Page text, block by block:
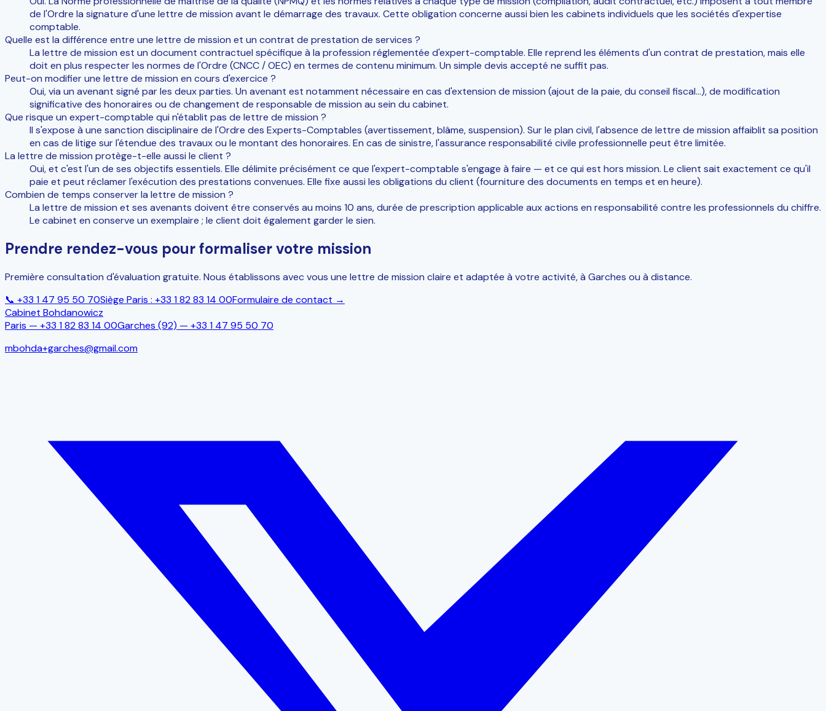
de l'Ordre la signature d'une lettre de mission avant le démarrage des travaux. Cette obligation concerne aussi bien les cabinets individuels que les sociétés d'expertise
comptable.
Quelle est la différence entre une lettre de mission et un contrat de prestation de services ?
La lettre de mission est un document contractuel spécifique à la profession réglementée d'expert-comptable. Elle reprend les éléments d'un contrat de prestation, mais elle
doit en plus respecter les normes de l'Ordre (CNCC / OEC) en termes de contenu minimum. Un simple devis accepté ne suffit pas.
Peut-on modifier une lettre de mission en cours d'exercice ?
Oui, via un avenant signé par les deux parties. Un avenant est notamment nécessaire en cas d'extension de mission (ajout de la paie, du conseil fiscal…), de modification
significative des honoraires ou de changement de responsable de mission au sein du cabinet.
Que risque un expert-comptable qui n'établit pas de lettre de mission ?
Il s'expose à une sanction disciplinaire de l'Ordre des Experts-Comptables (avertissement, blâme, suspension). Sur le plan civil, l'absence de lettre de mission affaiblit sa position
en cas de litige sur l'étendue des travaux ou le montant des honoraires. En cas de sinistre, l'assurance responsabilité civile professionnelle peut être limitée.
La lettre de mission protège-t-elle aussi le client ?
Oui, et c'est l'un de ses objectifs essentiels. Elle délimite précisément ce que l'expert-comptable s'engage à faire — et ce qui est hors mission. Le client sait exactement ce qu'il
paie et peut réclamer l'exécution des prestations convenues. Elle fixe aussi les obligations du client (fourniture des documents en temps et en heure).
Combien de temps conserver la lettre de mission ?
La lettre de mission et ses avenants doivent être conservés au moins 10 ans, durée de prescription applicable aux actions en responsabilité contre les professionnels du chiffre.
Le cabinet en conserve un exemplaire ; le client doit également garder le sien.
Prendre rendez-vous pour formaliser votre mission
Première consultation d'évaluation gratuite. Nous établissons avec vous une lettre de mission claire et adaptée à votre activité, à Garches ou à distance.
📞 +33 1 47 95 50 70Siège Paris : +33 1 82 83 14 00Formulaire de contact →
Cabinet Bohdanowicz
Paris — +33 1 82 83 14 00Garches (92) — +33 1 47 95 50 70
mbohda+garches@gmail.com